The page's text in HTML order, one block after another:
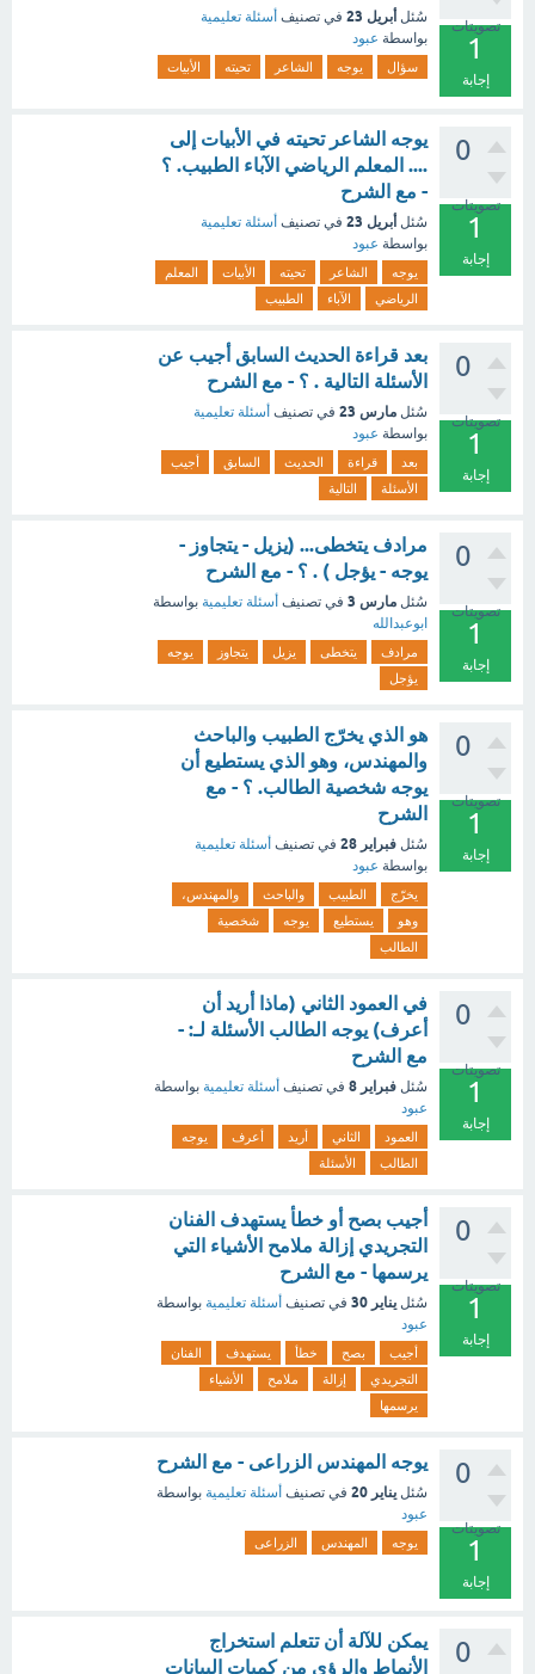
تصويتات
1
إجابة
سُئل أبريل 23 في تصنيف أسئلة تعليمية
بواسطة عبود
سؤال يوجه الشاعر تحيته الأبيات
0
تصويتات
1
إجابة
يوجه الشاعر تحيته في الأبيات إلى
.... المعلم الرياضي الآباء الطبيب. ؟
- مع الشرح
سُئل أبريل 23 في تصنيف أسئلة تعليمية
بواسطة عبود
يوجه الشاعر تحيته الأبيات
المعلم
الرياضي
الآباء الطبيب
0
تصويتات
1
إجابة
بعد قراءة الحديث السابق أجيب عن
الأسئلة التالية . ؟ - مع الشرح
سُئل مارس 23 في تصنيف أسئلة تعليمية
بواسطة عبود
بعد قراءة الحديث السابق
أجيب
الأسئلة
التالية
0
تصويتات
1
إجابة
مرادف يتخطى... (يزيل - يتجاوز -
يوجه - يؤجل ) . ؟ - مع الشرح
سُئل مارس 3 في تصنيف أسئلة تعليمية بواسطة
ابوعبدالله
مرادف يتخطى يزيل يتجاوز
يوجه
يؤجل
0
تصويتات
1
إجابة
هو الذي يخرّج الطبيب والباحث
والمهندس، وهو الذي يستطيع أن
يوجه شخصية الطالب. ؟ - مع
الشرح
سُئل فبراير 28 في تصنيف أسئلة تعليمية
بواسطة عبود
يخرّج الطبيب والباحث
والمهندس،
وهو
يستطيع يوجه
شخصية
الطالب
0
تصويتات
1
إجابة
في العمود الثاني (ماذا أريد أن
أعرف) يوجه الطالب الأسئلة لـ: -
مع الشرح
سُئل فبراير 8 في تصنيف أسئلة تعليمية بواسطة
عبود
العمود الثاني أريد أعرف
يوجه
الطالب
الأسئلة
0
تصويتات
1
إجابة
أجيب بصح أو خطأ يستهدف الفنان
التجريدي إزالة ملامح الأشياء التي
يرسمها - مع الشرح
سُئل يناير 30 في تصنيف أسئلة تعليمية بواسطة
عبود
أجيب بصح خطأ يستهدف
الفنان
التجريدي
إزالة ملامح
الأشياء
يرسمها
0
تصويتات
1
إجابة
يوجه المهندس الزراعى - مع الشرح
سُئل يناير 20 في تصنيف أسئلة تعليمية بواسطة
عبود
يوجه المهندس الزراعى
0
يمكن للآلة أن تتعلم استخراج
الأنماط والرؤى من كميات البيانات